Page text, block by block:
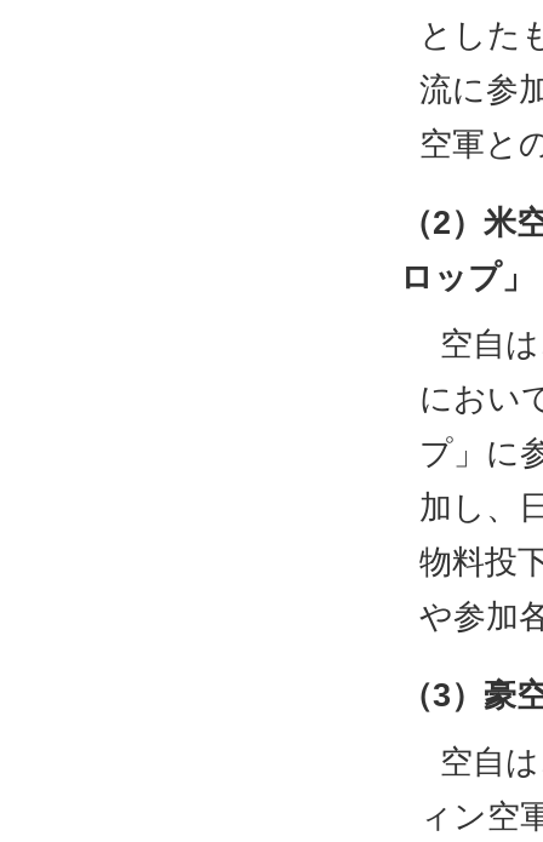
とした
流に参
空軍と
（2）米
ロップ」
空自
におい
プ」に
加し、
物料投
や参加
（3）豪
空自
ィン空